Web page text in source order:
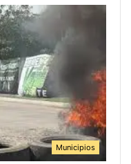
Municipios